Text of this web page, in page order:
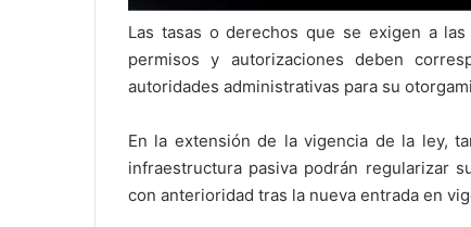
Las tasas o derechos que se exigen a
permisos y autorizaciones deben
autoridades administrativas para su
En la extensión de la vigencia de la ley,
infraestructura pasiva podrán regularizar
con anterioridad tras la nueva entrada en